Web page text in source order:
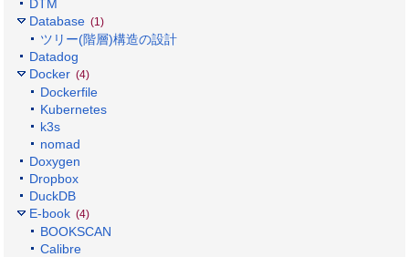
DTM
Database (1)
ツリー(階層)構造の設計
Datadog
Docker (4)
Dockerfile
Kubernetes
k3s
nomad
Doxygen
Dropbox
DuckDB
E-book (4)
BOOKSCAN
Calibre